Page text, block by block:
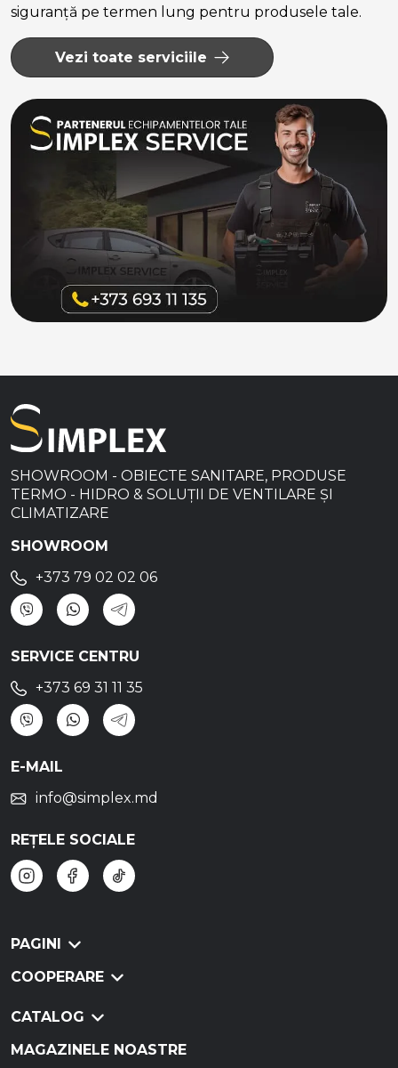
siguranță pe termen lung pentru produsele tale.
Vezi toate serviciile
SHOWROOM - OBIECTE SANITARE, PRODUSE
TERMO - HIDRO & SOLUȚII DE VENTILARE ȘI
CLIMATIZARE
SHOWROOM
+373 79 02 02 06
SERVICE CENTRU
+373 69 31 11 35
E-MAIL
info@simplex.md
REȚELE SOCIALE
PAGINI
COOPERARE
CATALOG
MAGAZINELE NOASTRE